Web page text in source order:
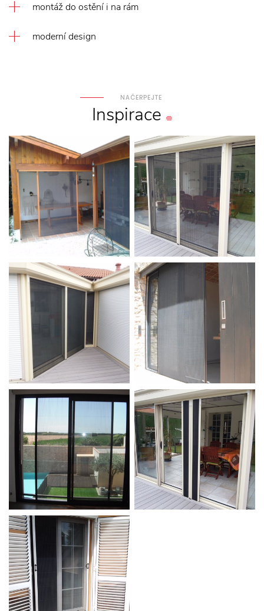
montáž do ostění i na rám
moderní design
NAČERPEJTE
Inspirace